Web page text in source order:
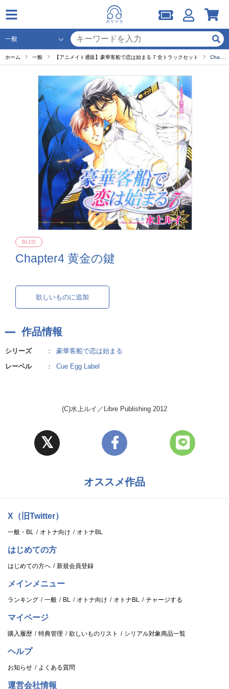
ホーム 一般 【アニメイト通販】豪華客船で恋は始まる 7 全トラックセット Chapter4 黄金の鍵
Chapter4 黄金の鍵
BLCD
欲しいものに追加
作品情報
シリーズ ：
豪華客船で恋は始まる
レーベル
： Cue Egg Label
(C)水上ルイ／Libre Publishing 2012
オススメ作品
X（旧Twitter）
一般・BL オトナ向け オトナBL
はじめての方
はじめての方へ 新規会員登録
メインメニュー
ランキング 一般 BL オトナ向け オトナBL チャージする
マイページ
購入履歴 特典管理 欲しいものリスト シリアル対象商品一覧
ヘルプ
お知らせ よくある質問
運営会社情報